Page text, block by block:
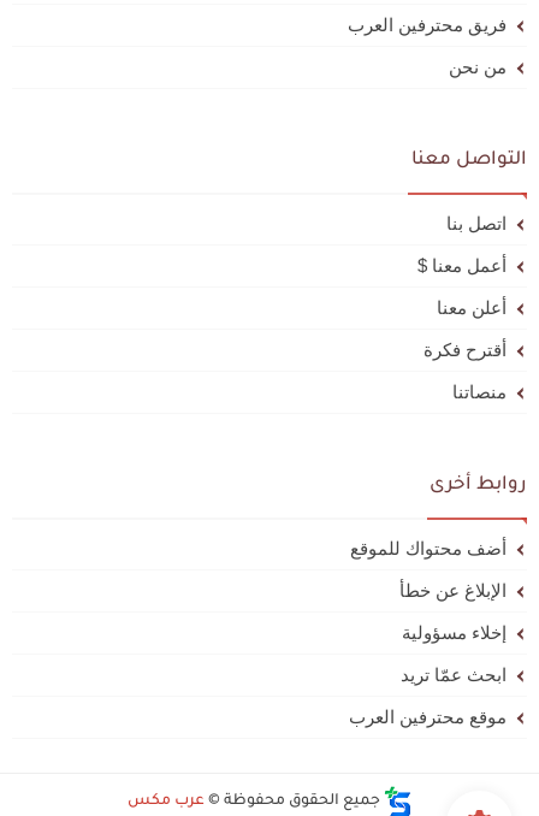
فريق محترفين العرب
من نحن
التواصل معنا
اتصل بنا
أعمل معنا $
أعلن معنا
أقترح فكرة
منصاتنا
روابط أخرى
أضف محتواك للموقع
الإبلاغ عن خطأ
إخلاء مسؤولية
ابحث عمّا تريد
موقع محترفين العرب
جميع الحقوق محفوظة © عرب مكس